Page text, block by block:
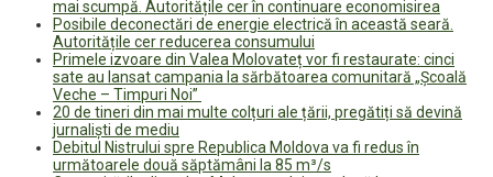
mai scumpă. Autoritățile cer în continuare economisirea
Posibile deconectări de energie electrică în această seară.
Autoritățile cer reducerea consumului
Primele izvoare din Valea Molovateț vor fi restaurate: cinci
sate au lansat campania la sărbătoarea comunitară „Școală
Veche – Timpuri Noi”
20 de tineri din mai multe colțuri ale țării, pregătiți să devină
jurnaliști de mediu
Debitul Nistrului spre Republica Moldova va fi redus în
următoarele două săptămâni la 85 m³/s